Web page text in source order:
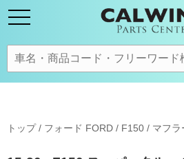
トップ/ フォード FORD / F150 / マフラ